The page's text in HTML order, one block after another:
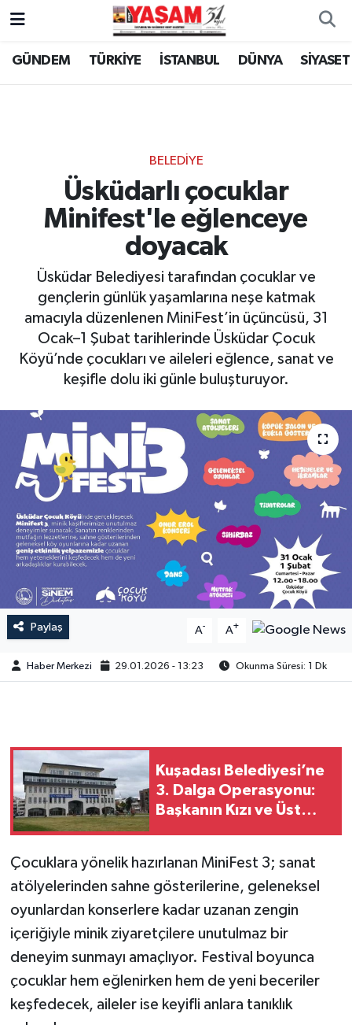
GÜNDEM TÜRKİYE İSTANBUL DÜNYA SİYASET
BELEDİYE
Üsküdarlı çocuklar
Minifest'le eğlenceye
doyacak
Üsküdar Belediyesi tarafından çocuklar ve
gençlerin günlük yaşamlarına neşe katmak
amacıyla düzenlenen MiniFest’in üçüncüsü, 31
Ocak–1 Şubat tarihlerinde Üsküdar Çocuk
Köyü’nde çocukları ve aileleri eğlence, sanat ve
keşifle dolu iki günle buluşturuyor.
Paylaş A- A+
Haber Merkezi 29.01.2026 - 13:23 Okunma Süresi: 1 Dk
Kuşadası Belediyesi’ne
3. Dalga Operasyonu:
Başkanın Kızı ve Üst
Çocuklara yönelik hazırlanan MiniFest 3; sanat
atölyelerinden sahne gösterilerine, geleneksel
oyunlardan konserlere kadar uzanan zengin
içeriğiyle minik ziyaretçilere unutulmaz bir
deneyim sunmayı amaçlıyor. Festival boyunca
çocuklar hem eğlenirken hem de yeni beceriler
keşfedecek, aileler ise keyifli anlara tanıklık